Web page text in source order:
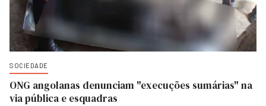
SOCIEDADE
ONG angolanas denunciam "execuções sumárias" na
via pública e esquadras